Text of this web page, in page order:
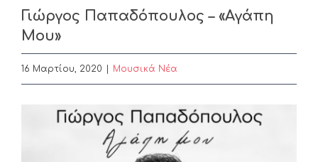
Γιώργος Παπαδόπουλος – «Αγάπη
Μου»
16 Μαρτίου, 2020 Μουσικά Νέα